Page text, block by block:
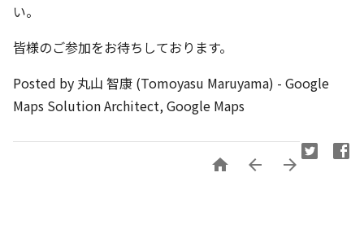
い。
皆様のご参加をお待ちしております。
Posted by 丸山 智康 (Tomoyasu Maruyama) - Google
Maps Solution Architect, Google Maps
  